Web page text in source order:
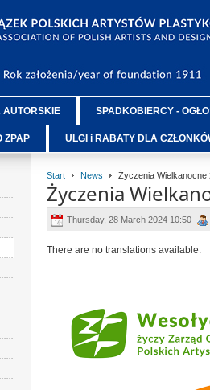
AUTORSKIE SPADKOBIERCY -
ZPAP ULGI i RABATY DLA
Start News Życzenia Wielkanocne
Życzenia
Thursday, 28 March 2024 10:50
There are no translations available.